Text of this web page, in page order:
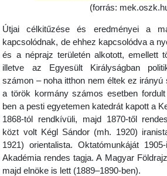
(forrás:
Útjai célkitűzése és eredményei a
kapcsolódnak, de ehhez kapcsolódva a
és a néprajz területén alkotott, emellett
illetve az Egyesült Királyságban
számon – noha itthon nem éltek ez
a török kormány számos esetben
ben a pesti egyetemen katedrát kapott a
1868-tól rendkívüli, majd 1870-től
közt volt Kégl Sándor (mh. 1920)
1921) orientalista. Oktatómunkáját
Akadémia rendes tagja. A Magyar
majd elnöke is lett (1889–1890-ben).